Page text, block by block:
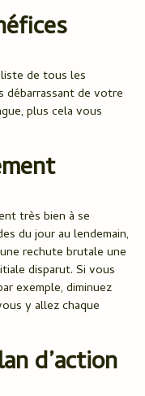
de tous les
de votre
plus cela vous
très bien à se
du jour au lendemain,
rechute brutale une
disparut. Si vous
exemple, diminuez
y allez chaque
d’action